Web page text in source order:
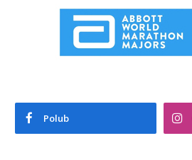
Polub